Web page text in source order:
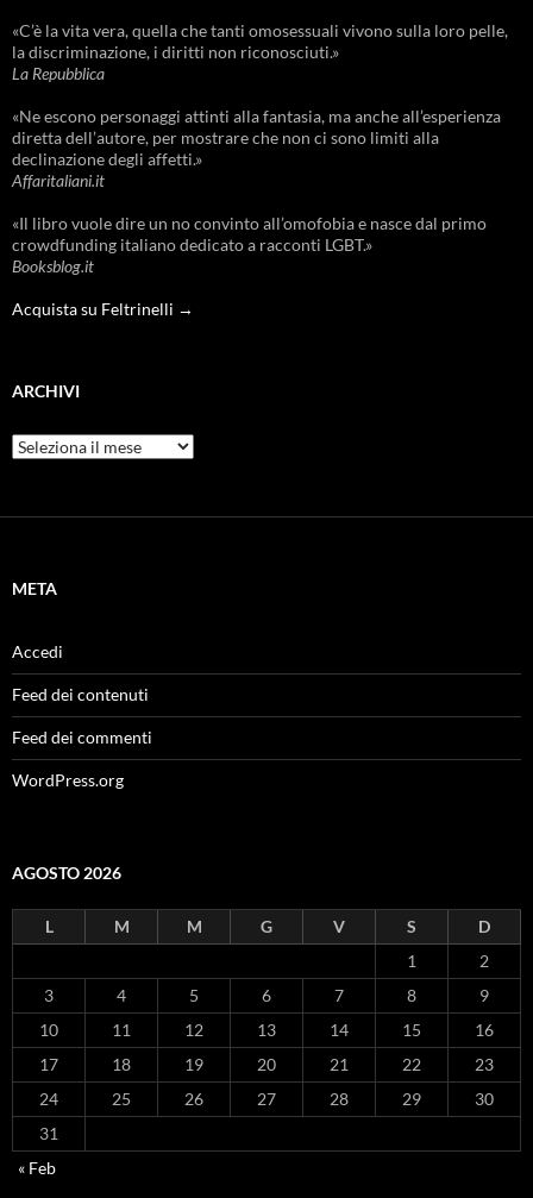
«C’è la vita vera, quella che tanti omosessuali vivono sulla loro pelle,
la discriminazione, i diritti non riconosciuti.»
La Repubblica
«Ne escono personaggi attinti alla fantasia, ma anche all’esperienza
diretta dell’autore, per mostrare che non ci sono limiti alla
declinazione degli affetti.»
Affaritaliani.it
«Il libro vuole dire un no convinto all’omofobia e nasce dal primo
crowdfunding italiano dedicato a racconti LGBT.»
Booksblog.it
Acquista su Feltrinelli →
ARCHIVI
Archivi
META
Accedi
Feed dei contenuti
Feed dei commenti
WordPress.org
AGOSTO 2026
L M M G V S
D
1
2
3
4 5 6 7 8
9
10
11 12 13 14 15
16
17
18 19 20 21 22
23
24
25 26 27 28 29
30
31
« Feb